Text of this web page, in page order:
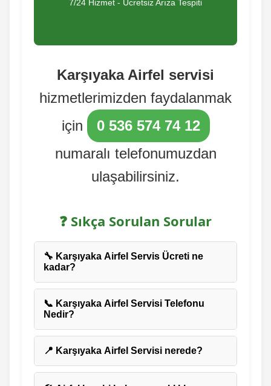
7/24 Hizmet - Ücretsiz Arıza Tespiti
Karşıyaka Airfel servisi
hizmetlerimizden faydalanmak
için
0 536 574 74 12
numaralı telefonumuzdan
ulaşabilirsiniz.
❓ Sıkça Sorulan Sorular
🔧 Karşıyaka Airfel Servis Ücreti ne
kadar?
📞 Karşıyaka Airfel Servisi Telefonu
Nedir?
📍 Karşıyaka Airfel Servisi nerede?